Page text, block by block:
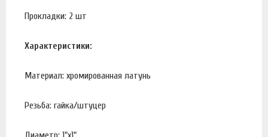
Прокладки: 2 шт
Характеристики:
Материал: хромированная латунь
Резьба: гайка/штуцер